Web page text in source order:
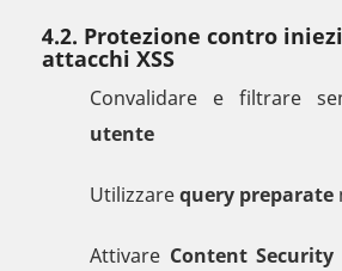
4.2. Protezione contro
attacchi XSS
Convalidare e filtrare
utente
Utilizzarequery preparate
Attivare Content Security